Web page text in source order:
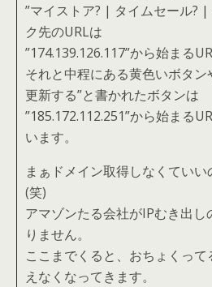
”マイストア? | タイムセール?
ク先のURLは
”174.139.126.117”から始まる
それと中程にある黄色いボタン
更新する”と書かれたボタンは
”185.172.112.251”から始まる
います。
まぁドメイン取得しなくてい
(笑)
アマゾンたる会社がIPむき出し
りません。
ここまでくると、おちょくっ
えなくなってきます。